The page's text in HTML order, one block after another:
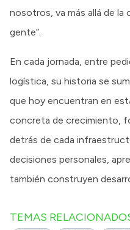
nosotros, va más allá de la
gente”.
En cada jornada, entre
logística, su historia se
que hoy encuentran en
concreta de crecimiento,
detrás de cada
decisiones personales,
también construyen
TEMAS